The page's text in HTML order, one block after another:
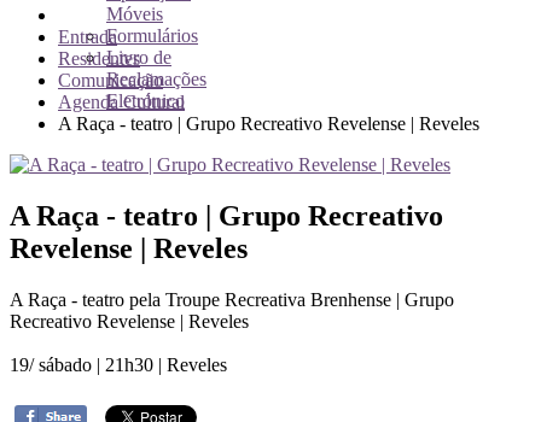
Móveis
Formulários
Livro de
Reclamações
Eletrónico
Entrada
Residentes
Comunicação
Agenda Cultural
A Raça - teatro | Grupo Recreativo Revelense | Reveles
A Raça - teatro | Grupo Recreativo
Revelense | Reveles
A Raça - teatro pela Troupe Recreativa Brenhense | Grupo
Recreativo Revelense | Reveles
19/ sábado | 21h30 | Reveles